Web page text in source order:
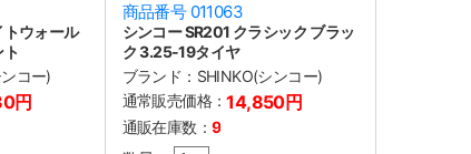
トウォール
コー)
円
商品番号 011063
シンコー SR201 クラシック ブラッ
ク 3.25-19タイヤ
ブランド： SHINKO(シンコー)
通常販売価格：14,850円
通販在庫数： 9